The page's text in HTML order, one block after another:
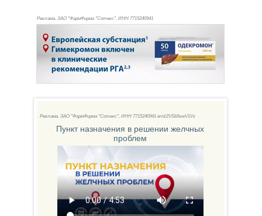
Реклама. ЗАО "ФармФирма "Сотекс", ИНН 7715240941
Реклама. ЗАО "ФармФирма "Сотекс", ИНН 7715240941 erid:2VSb5weV1Vz
Пункт назначения в решении желчных
проблем